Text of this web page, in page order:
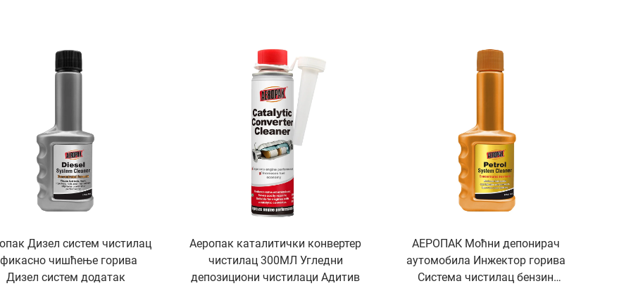
Дизел систем чистилац
чишћење горива
Дизел систем додатак
Аеропак каталитички конвертер
чистилац 300МЛ Угледни
депозициони чистилаци Адитив
АЕРОПАК Моћни депонирач
аутомобила Инжектор горива
Система чистилац бензин